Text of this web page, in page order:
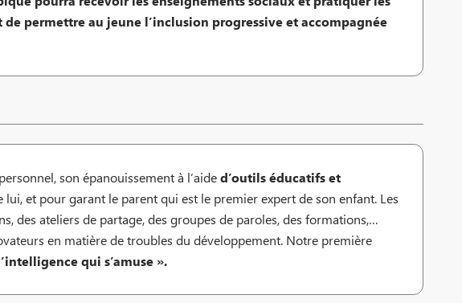
permettre au jeune l’inclusion progressive et accompagnée
son épanouissement à l’aided’outils éducatifs et
et pour garant le parent qui est le premier expert de son enfant. Les
des ateliers de partage, des groupes de paroles, des formations,…
en matière de troubles du développement. Notre première
qui s’amuse ».